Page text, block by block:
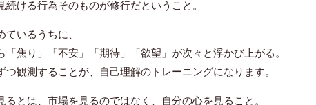
続ける行為そのものが修行だということ。
ているうちに、
「焦り」「不安」「期待」「欲望」が次々と浮かび上がる。
つ観測することが、自己理解のトレーニングになります。
るとは、市場を見るのではなく、 自分の心を見ること 。